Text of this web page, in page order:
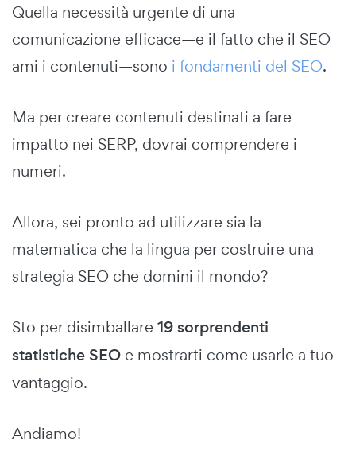
Quella necessità urgente di una
comunicazione efficace—e il fatto che il SEO
ami i contenuti—sono i fondamenti del SEO.
Ma per creare contenuti destinati a fare
impatto nei SERP, dovrai comprendere i
numeri.
Allora, sei pronto ad utilizzare sia la
matematica che la lingua per costruire una
strategia SEO che domini il mondo?
Sto per disimballare 19 sorprendenti
statistiche SEO e mostrarti come usarle a tuo
vantaggio.
Andiamo!